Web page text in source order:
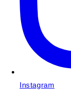
Instagram